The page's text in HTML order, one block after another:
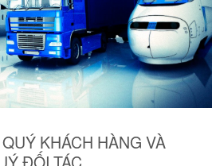
KHÁCH HÀNG VÀ